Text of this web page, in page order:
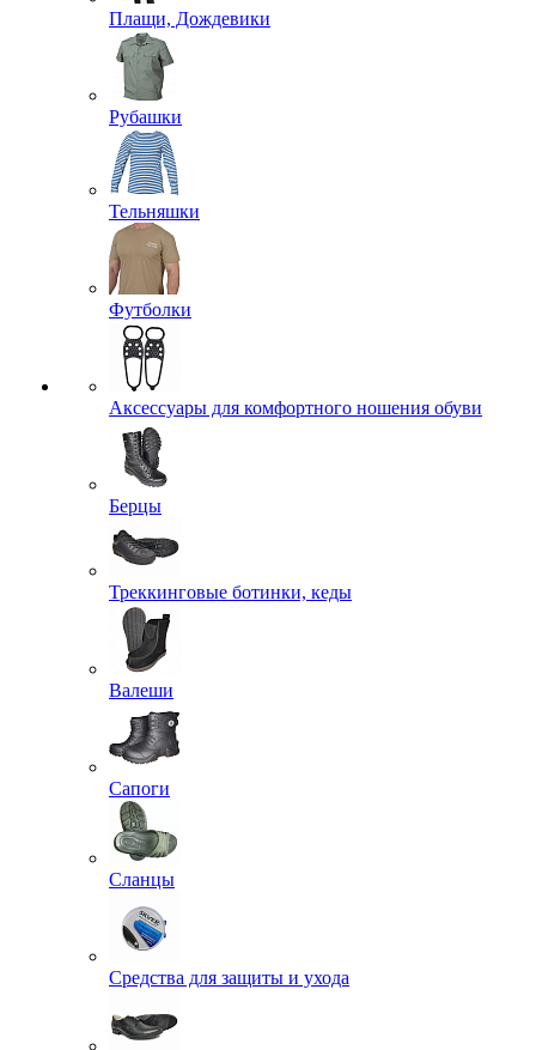
Плащи, Дождевики
Рубашки
Тельняшки
Футболки
Аксессуары для комфортного ношения обуви
Берцы
Треккинговые ботинки, кеды
Валеши
Сапоги
Сланцы
Средства для защиты и ухода